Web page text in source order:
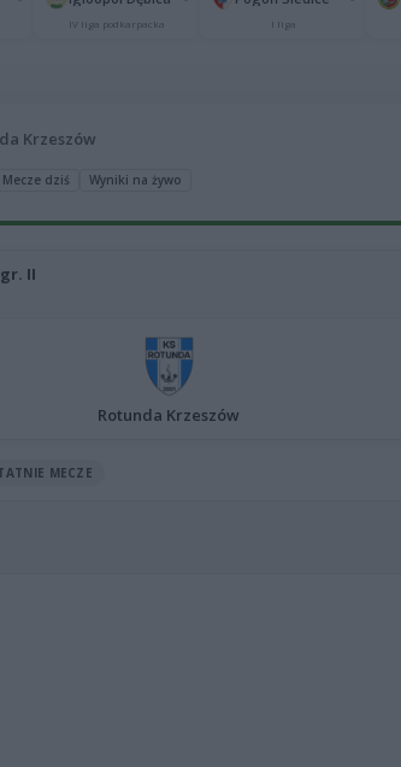
IV liga podkarpacka I liga
Krzeszów
Mecze dziś Wyniki na żywo
II
Rotunda Krzeszów
MECZE